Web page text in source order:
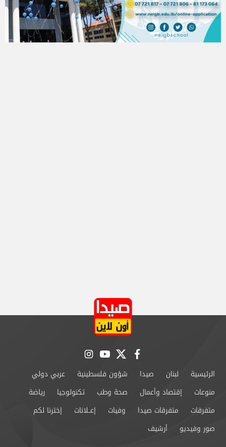
facebook
twitter
youtube
instagram
الرئيسية لبنان صيدا شؤون فلسطينية
عربي دولي
منوعات
إقتصاد وأعمال صحة وطب تكنولوجيا
رياضة
متفرقات
متفرقات صيدا وفيات إعــلانات
إخترنا لكم
صور وفيديو
أرشيف